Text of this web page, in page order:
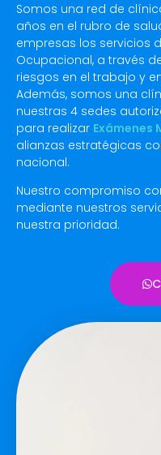
Somos una red de
años en el rubro de
empresas los servicios
Ocupacional, a través
riesgos en el trabajo y
Además, somos una
nuestras 4 sedes
para realizar Exámenes
alianzas estratégicas
nacional.
Nuestro compromiso
mediante nuestros
nuestra prioridad.